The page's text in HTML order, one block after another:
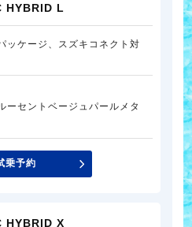
HYBRID L
ッケージ、スズキコネクト対
ーセントベージュパールメタ
乗予約
HYBRID X